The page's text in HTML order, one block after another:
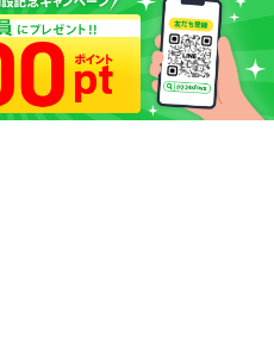
ティー）UPDATE
非会員価格4,466 円(税抜)
(税込4,912円)
お気に入り追加